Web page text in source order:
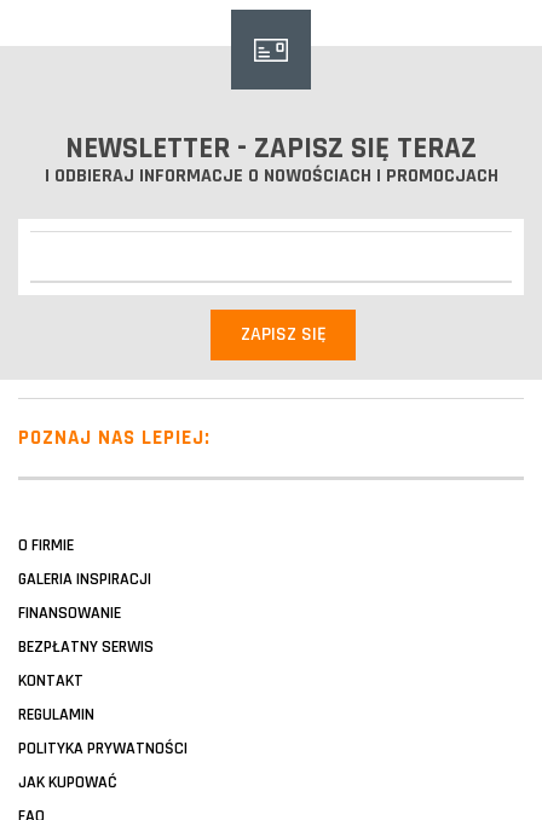
NEWSLETTER - ZAPISZ SIĘ TERAZ
I ODBIERAJ INFORMACJE O NOWOŚCIACH I PROMOCJACH
POZNAJ NAS LEPIEJ:
O FIRMIE
GALERIA INSPIRACJI
FINANSOWANIE
BEZPŁATNY SERWIS
KONTAKT
REGULAMIN
POLITYKA PRYWATNOŚCI
JAK KUPOWAĆ